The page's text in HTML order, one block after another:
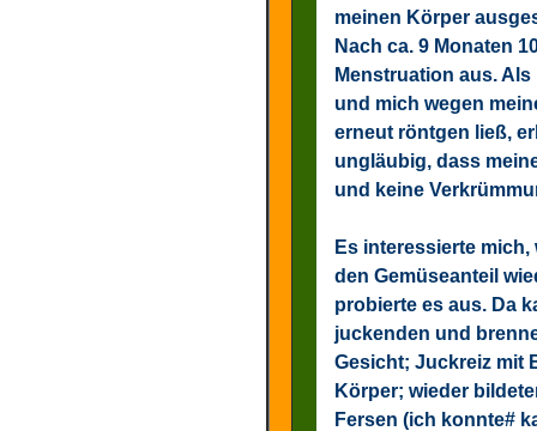
meinen Körper
Nach ca. 9 Monaten
Menstruation aus.
und mich wegen
erneut röntgen ließ,
ungläubig, dass
und keine
Es interessierte
den Gemüseanteil
probierte es aus. Da
juckenden und
Gesicht; Juckreiz mit
Körper; wieder
Fersen (ich konnte#